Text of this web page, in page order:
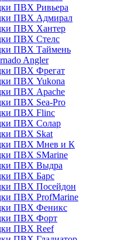
ПВХ Ривьера
ПВХ Адмирал
ПВХ Хантер
ПВХ Стелс
ПВХ Таймень
Angler
ПВХ Фрегат
ПВХ Yukona
ПВХ Apache
ПВХ Sea-Pro
ПВХ Flinc
ПВХ Солар
ПВХ Skat
ПВХ Мнев и К
ПВХ SMarine
ПВХ Выдра
ПВХ Барс
ПВХ Посейдон
ПВХ ProfMarine
ПВХ Феникс
ПВХ Форт
ПВХ Reef